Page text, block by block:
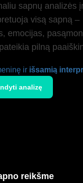
sapnų analizės
visą sapną –
emocijas,
pilną
ir išsamią
analizę
reikšme